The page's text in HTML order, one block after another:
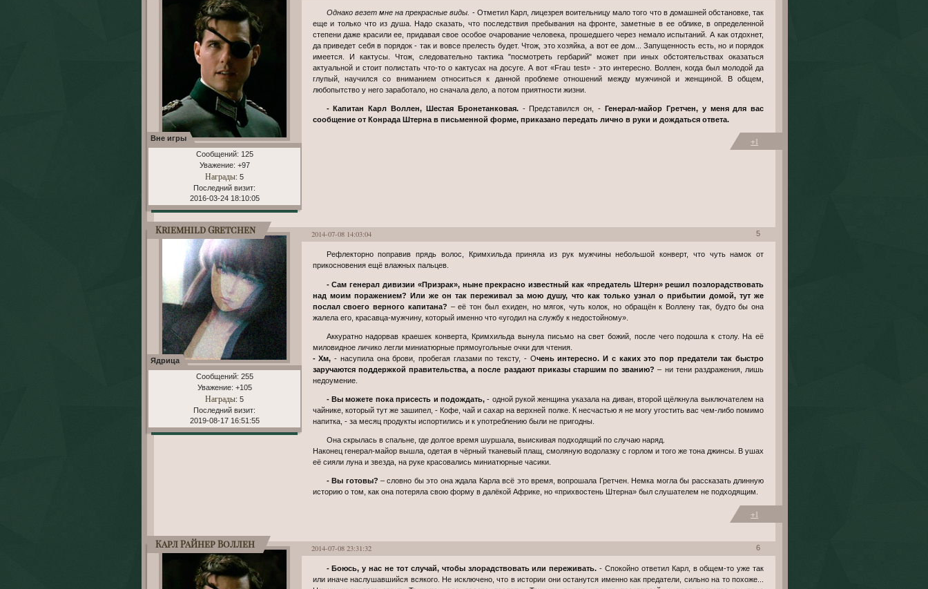
Вне игры
Сообщений: 125
Уважение: +97
Награды: 5
Последний визит:
2016-03-24 18:10:05
Однако везет мне на прекрасные виды. - Отметил Карл, лицезрея воительницу мало того что в домашней обстановке, так
еще и только что из душа. Надо сказать, что последствия пребывания на фронте, заметные в ее облике, в определенной
степени даже красили ее, придавая свое особое очарование человека, прошедшего через немало испытаний. А как отдохнет,
да приведет себя в порядок - так и вовсе прелесть будет. Чтож, это хозяйка, а вот ее дом... Запущенность есть, но и порядок
имеется. И кактусы. Чтож, следовательно тактика "посмотреть гербарий" может при иных обстоятельствах оказаться
актуальной и стоит полистать что-то о кактусах на досуге. А вот «Frau test» - это интересно. Воллен, когда был молодой да
глупый, научился со вниманием относиться к данной проблеме отношений между мужчиной и женщиной. В общем,
любопытство у него заработало, но сначала дело, а потом приятности жизни.
- Капитан Карл Воллен, Шестая Бронетанковая.- Представился он, - Генерал-майор Гретчен, у меня для вас
сообщение от Конрада Штерна в письменной форме, приказано передать лично в руки и дождаться ответа.
+1
5
2014-07-08 14:03:04
Kriemhild Gretchen
Ядрица
Сообщений: 255
Уважение: +105
Награды: 5
Последний визит:
2019-08-17 16:51:55
Рефлекторно поправив прядь волос, Кримхильда приняла из рук мужчины небольшой конверт, что чуть намок от
прикосновения ещё влажных пальцев.
- Сам генерал дивизии «Призрак», ныне прекрасно известный как «предатель Штерн» решил позлорадствовать
над моим поражением? Или же он так переживал за мою душу, что как только узнал о прибытии домой, тут же
послал своего верного капитана? – её тон был ехиден, но мягок, чуть колок, но обращён к Воллену так, будто бы она
жалела его, красавца-мужчину, который именно что «угодил на службу к недостойному».
Аккуратно надорвав краешек конверта, Кримхильда вынула письмо на свет божий, после чего подошла к столу. На её
миловидное личико легли миниатюрные прямоугольные очки для чтения.
- Хм, - насупила она брови, пробегая глазами по тексту, - Очень интересно. И с каких это пор предатели так быстро
заручаются поддержкой правительства, а после раздают приказы старшим по званию? – ни тени раздражения, лишь
недоумение.
- Вы можете пока присесть и подождать,- одной рукой женщина указала на диван, второй щёлкнула выключателем на
чайнике, который тут же зашипел, - Кофе, чай и сахар на верхней полке. К несчастью я не могу угостить вас чем-либо помимо
напитка, - за месяц продукты испортились и к употреблению были не пригодны.
Она скрылась в спальне, где долгое время шуршала, выискивая подходящий по случаю наряд.
Наконец генерал-майор вышла, одетая в чёрный тканевый плащ, смоляную водолазку с горлом и того же тона джинсы. В ушах
её сияли луна и звезда, на руке красовались миниатюрные часики.
- Вы готовы? – словно бы это она ждала Карла всё это время, вопрошала Гретчен. Немка могла бы рассказать длинную
историю о том, как она потеряла свою форму в далёкой Африке, но «прихвостень Штерна» был слушателем не подходящим.
+1
6
2014-07-08 23:31:32
Карл Райнер Воллен
- Боюсь, у нас не тот случай, чтобы злорадствовать или переживать. - Спокойно ответил Карл, в общем-то уже так
или иначе наслушавшийся всякого. Не исключено, что в истории они останутся именно как предатели, сильно на то похоже...